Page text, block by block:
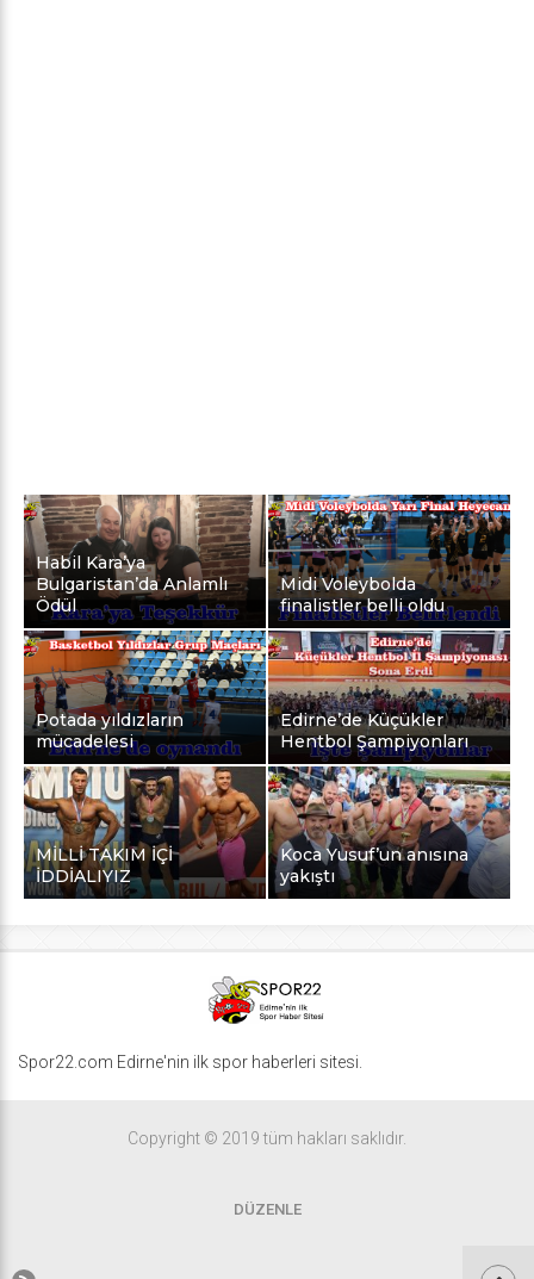
Habil Kara’ya
Bulgaristan’da Anlamlı
Ödül
Midi Voleybolda
finalistler belli oldu
Potada yıldızların
mücadelesi
Edirne’de Küçükler
Hentbol Şampiyonları
MİLLİ TAKIM İÇİ
İDDİALIYIZ
Koca Yusuf’un anısına
yakıştı
Spor22.com Edirne'nin ilk spor haberleri sitesi.
Copyright © 2019 tüm hakları saklıdır.
DÜZENLE